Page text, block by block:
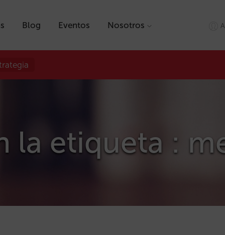
Blog Eventos Nosotros
la etiqueta :